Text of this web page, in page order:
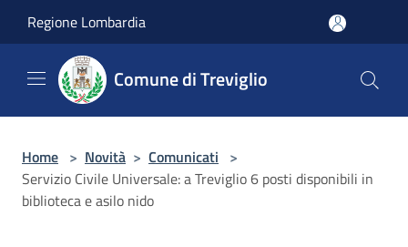
Regione Lombardia
Comune di Treviglio
Home > Novità > Comunicati >
Servizio Civile Universale: a Treviglio 6 posti disponibili in
biblioteca e asilo nido